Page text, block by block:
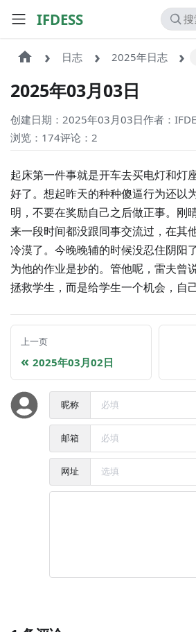
IFDESS
日志 2025年日志
2025年03月03日
创建日期：2025年03月03日作者：
浏览：174评论： 2
起床第一件事就是开车去买电灯和灯
好了。想起昨天的种种傻逼行为还以
明，不要在奖励自己之后做正事。刚
来一段时间都没跟同事交流过，在其
冷漠了。今晚晚辅的时候没忍住阴阳
为他的作业是抄的。管他呢，雷夫曾
拯救学生，而是给学生一个机会，自
上一页
2025年03月02日
昵称
邮箱
网址